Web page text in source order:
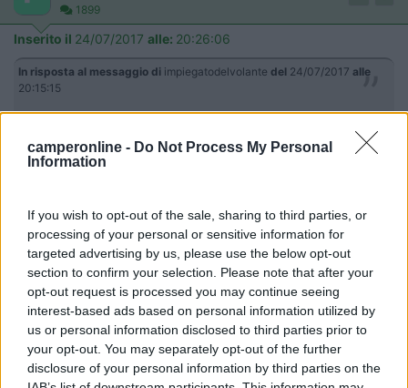
camperonline - Do Not Process My Personal
Information
If you wish to opt-out of the sale, sharing to third parties, or
processing of your personal or sensitive information for
targeted advertising by us, please use the below opt-out
section to confirm your selection. Please note that after your
opt-out request is processed you may continue seeing
interest-based ads based on personal information utilized by
us or personal information disclosed to third parties prior to
your opt-out. You may separately opt-out of the further
disclosure of your personal information by third parties on the
1899
Inserito il 24/07/2017 alle: 20:26:06
In risposta al messaggio di impiegatodelvolante del 24/07/2017 alle
20:15:15
rispetti il peso omologato per quel veicolo. Ma purtroppo la stragrande
maggioranza quei pesi li supera e non di poco. Quindi le l'indicazione del
costruttore va a farsi benedire
vacanza lunga pesato con tutti a bordo (4) serbatoio gasolio
a3/4 idem acqua potabile, sono 36q, il costruttore della
meccanica mi scrive 3.5 anteriore 4.5 posteriore e io ho sempre
viaggiato così
impiegatodel...
30978
Inserito il 24/07/2017 alle:20:36:42